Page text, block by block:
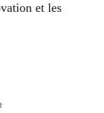
et les